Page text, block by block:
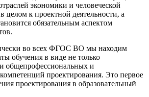
экономики и человеческой
целом к проектной деятельности, а
обязательным аспектом
во всех ФГОС ВО мы находим
обучения в виде не только
общепрофессиональных и
проектирования. Это первое
проектирования в образовательный